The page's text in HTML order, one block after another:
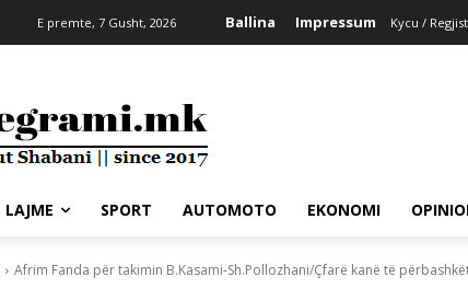
E premte, 7 Gusht, 2026 Ballina Impressum Kycu /
LAJME SPORT AUTOMOTO EKONOMI
Afrim Fanda për takimin B.Kasami-Sh.Pollozhani/Çfarë kanë të